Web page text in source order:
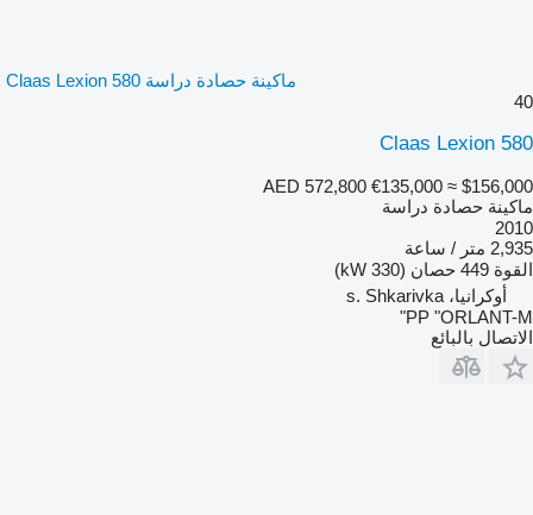
ماكينة حصادة دراسة Claas Lexion 580
40
Claas Lexion 580
AED 572,800 €135,000 ≈ $156,000
ماكينة حصادة دراسة
2010
2,935 متر / ساعة
القوة 449 حصان (330 kW)
أوكرانيا، s. Shkarivka
PP "ORLANT-M"
الاتصال بالبائع